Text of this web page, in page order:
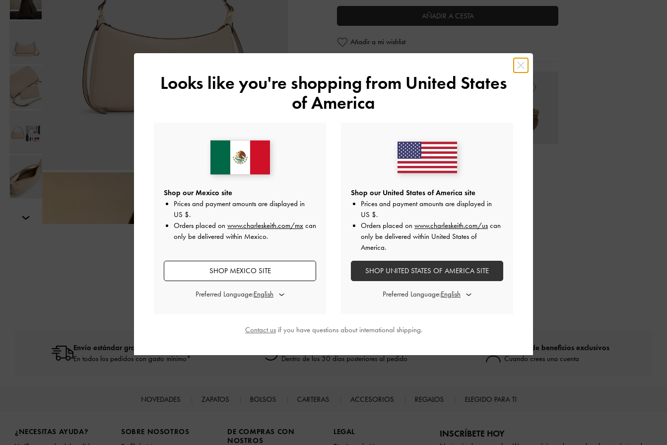
AÑADIR A CESTA
Añadir a mi wishlist
Detalles de los artículos e instrucciones de cuidado
CATEGORÍAS RELACIONADAS
Bolsos de Hombro Neutro Bolsos de Hombro
Envío estándar gratuita
En todos los pedidos con gasto mínimo*
Dentro de los 30 días posteriores al pedido
Disfruta de beneficios exclusivos
Cuando crees una cuenta
NOVEDADES ZAPATOS BOLSOS CARTERAS ACCESORIOS REGALOS ELEGIDO PARA TI
¿NECESITAS AYUDA?
SOBRE NOSOTROS
DE COMPRAS CON
NOSTROS
LEGAL
INSCRÍBETE HOY
Looks like you're shopping from United States
of America
Shop our Mexico site
Prices and payment amounts are displayed in
US $.
Orders placed on www.charleskeith.com/mx can
only be delivered within Mexico.
SHOP MEXICO SITE
Preferred Language:
Shop our United States of America site
Prices and payment amounts are displayed in
US $.
Orders placed on www.charleskeith.com/us can
only be delivered within United States of
America.
SHOP UNITED STATES OF AMERICA SITE
Preferred Language:
Contact usif you have questions about international shipping.